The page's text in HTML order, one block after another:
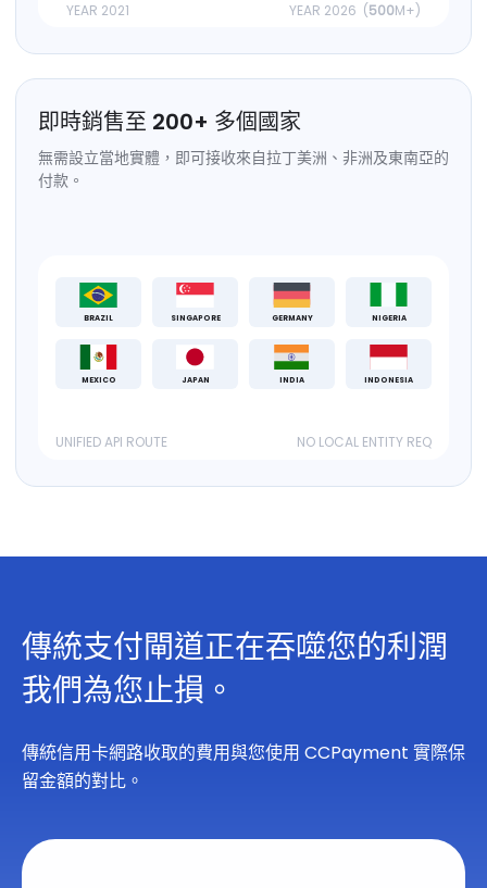
YEAR 2021 YEAR 2026 (500M+)
即時銷售至 200+ 多個國家
無需設立當地實體，即可接收來自拉丁美洲、非洲及東南亞的
付款。
BRAZIL SINGAPORE GERMANY NIGERIA
MEXICO JAPAN INDIA INDONESIA
UNIFIED API ROUTE NO LOCAL ENTITY REQ
傳統支付閘道正在吞噬您的利潤
我們為您止損。
傳統信用卡網路收取的費用與您使用 CCPayment 實際保
留金額的對比。